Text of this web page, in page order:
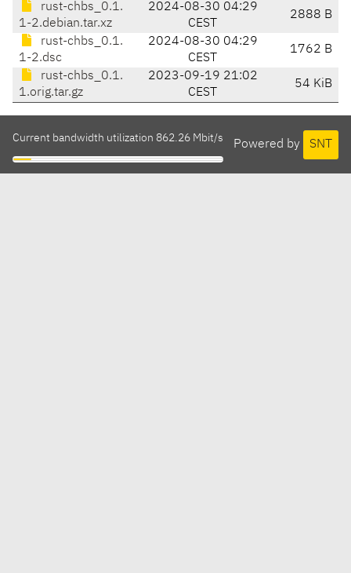
rust-chbs_0.1.
1-2.debian.tar.xz
2024-08-30 04:29
CEST
2888 B
rust-chbs_0.1.
1-2.dsc
2024-08-30 04:29
CEST
1762 B
rust-chbs_0.1.
1.orig.tar.gz
2023-09-19 21:02
CEST
54 KiB
Powered by SNT
Current bandwidth utilization 862.26 Mbit/s